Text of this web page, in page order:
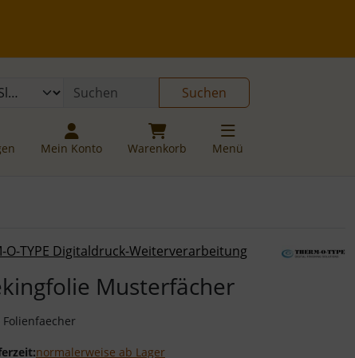
Suchen
Mein Konto Warenkorb Menü
O-TYPE Digitaldruck-Weiterverarbeitung
Musterfächer
Folienfaecher
normalerweise ab Lager
nutzen, um zwischen den Bildern zu navigieren.